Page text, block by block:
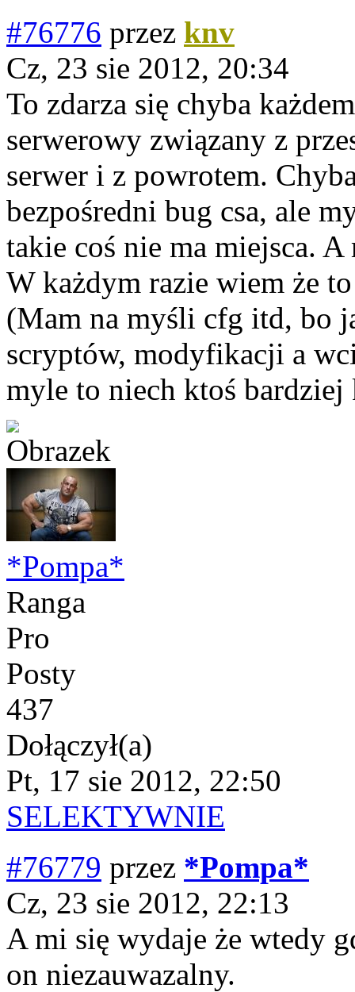
#76776 przez knv
Cz, 23 sie 2012, 20:34
To zdarza się chyba
serwerowy związany z
serwer i z powrotem.
bezpośredni bug csa, ale
takie coś nie ma miejsca.
W każdym razie wiem że
(Mam na myśli cfg itd, bo
scryptów, modyfikacji a
myle to niech ktoś
*Pompa*
Ranga
Pro
Posty
437
Dołączył(a)
Pt, 17 sie 2012, 22:50
SELEKTYWNIE
#76779 przez *Pompa*
Cz, 23 sie 2012, 22:13
A mi się wydaje że wtedy
on niezauwazalny.